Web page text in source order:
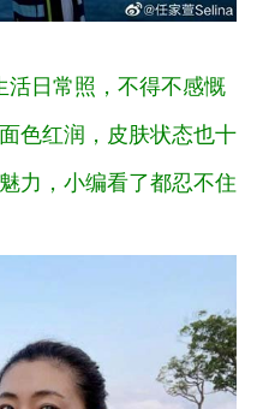
活日常照，不得不感慨
色红润，皮肤状态也十
力，小编看了都忍不住